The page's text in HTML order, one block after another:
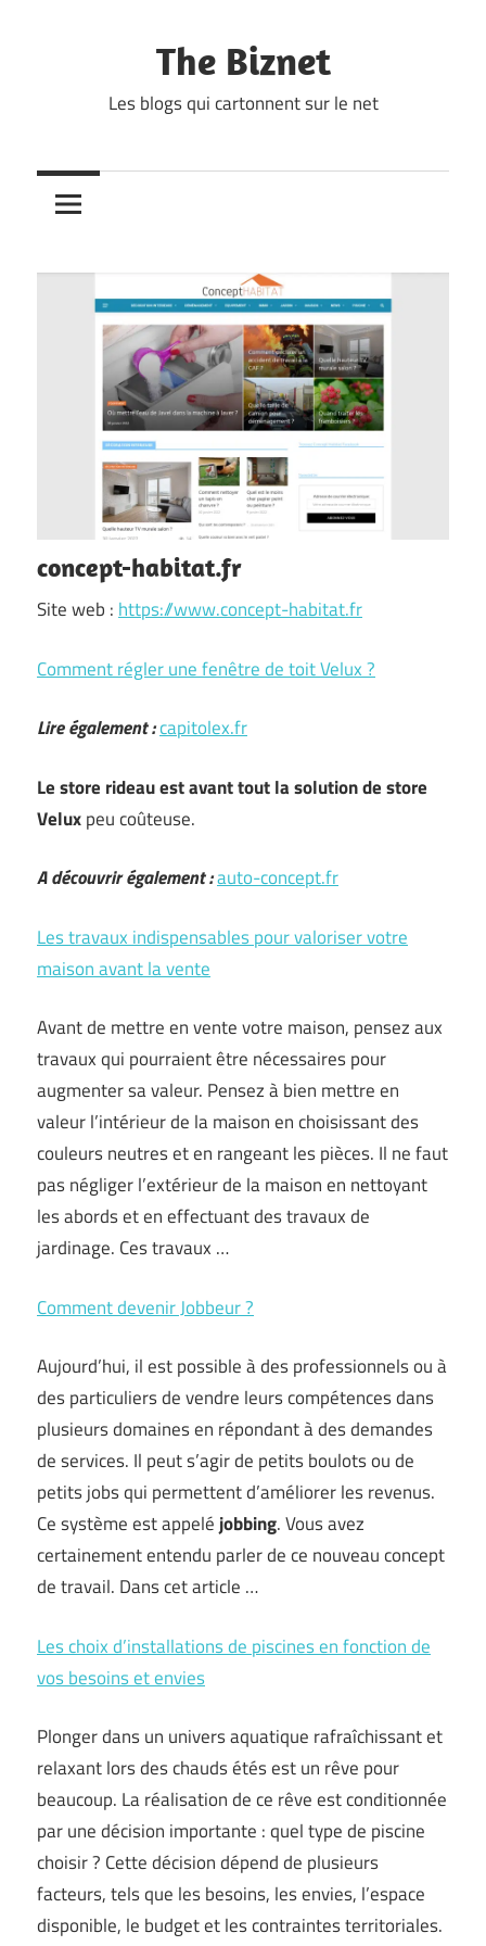
The Biznet
Les blogs qui cartonnent sur le net
concept-habitat.fr
Site web : https://www.concept-habitat.fr
Comment régler une fenêtre de toit Velux ?
Lire également :capitolex.fr
Le store rideau est avant tout la solution de store
Veluxpeu coûteuse.
A découvrir également :auto-concept.fr
Les travaux indispensables pour valoriser votre
maison avant la vente
Avant de mettre en vente votre maison, pensez aux
travaux qui pourraient être nécessaires pour
augmenter sa valeur. Pensez à bien mettre en
valeur l’intérieur de la maison en choisissant des
couleurs neutres et en rangeant les pièces. Il ne faut
pas négliger l’extérieur de la maison en nettoyant
les abords et en effectuant des travaux de
jardinage. Ces travaux …
Comment devenir Jobbeur ?
Aujourd’hui, il est possible à des professionnels ou à
des particuliers de vendre leurs compétences dans
plusieurs domaines en répondant à des demandes
de services. Il peut s’agir de petits boulots ou de
petits jobs qui permettent d’améliorer les revenus.
Ce système est appelé jobbing. Vous avez
certainement entendu parler de ce nouveau concept
de travail. Dans cet article …
Les choix d’installations de piscines en fonction de
vos besoins et envies
Plonger dans un univers aquatique rafraîchissant et
relaxant lors des chauds étés est un rêve pour
beaucoup. La réalisation de ce rêve est conditionnée
par une décision importante : quel type de piscine
choisir ? Cette décision dépend de plusieurs
facteurs, tels que les besoins, les envies, l’espace
disponible, le budget et les contraintes territoriales.